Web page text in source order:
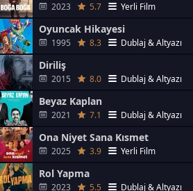
2023 5.7 Yerli Film
Oyuncak Hikayesi
1995 8.3 Dublaj & Altyazı
Diriliş
2015 8.0 Dublaj & Altyazı
Beyaz Kaplan
2021 7.1 Dublaj & Altyazı
Ona Niyet Sana Kısmet
2025 3.9 Yerli Film
Rol Yapma
2023 5.5 Dublaj & Altyazı